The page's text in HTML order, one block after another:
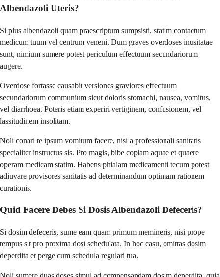
Albendazoli Uteris?
Si plus albendazoli quam praescriptum sumpsisti, statim contactum
medicum tuum vel centrum veneni. Dum graves overdoses inusitatae
sunt, nimium sumere potest periculum effectuum secundariorum
augere.
Overdose fortasse causabit versiones graviores effectuum
secundariorum communium sicut doloris stomachi, nausea, vomitus,
vel diarrhoea. Poteris etiam experiri vertiginem, confusionem, vel
lassitudinem insolitam.
Noli conari te ipsum vomitum facere, nisi a professionali sanitatis
specialiter instructus sis. Pro magis, bibe copiam aquae et quaere
operam medicam statim. Habens phialam medicamenti tecum potest
adiuvare provisores sanitatis ad determinandum optimam rationem
curationis.
Quid Facere Debes Si Dosis Albendazoli Defeceris?
Si dosim defeceris, sume eam quam primum memineris, nisi prope
tempus sit pro proxima dosi schedulata. In hoc casu, omittas dosim
deperdita et perge cum schedula regulari tua.